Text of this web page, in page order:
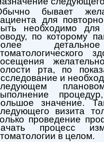
бывает
для
необходимо
по которому
рта, по
и
значение.
визита
проведение
процесс
в целом.